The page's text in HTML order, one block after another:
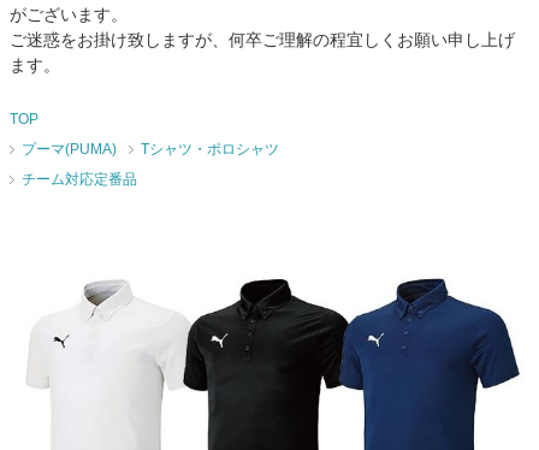
がございます。
ご迷惑をお掛け致しますが、何卒ご理解の程宜しくお願い申し上げ
ます。
TOP
プーマ(PUMA)
Tシャツ・ポロシャツ
チーム対応定番品